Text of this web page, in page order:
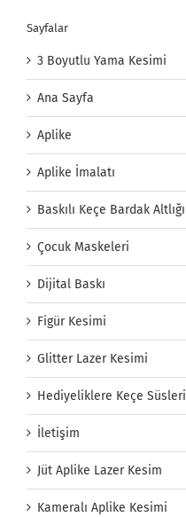
Sayfalar
3 Boyutlu Yama Kesimi
Ana Sayfa
Aplike
Aplike İmalatı
Baskılı Keçe Bardak Altlığı
Çocuk Maskeleri
Dijital Baskı
Figür Kesimi
Glitter Lazer Kesimi
Hediyeliklere Keçe Süsleri
İletişim
Jüt Aplike Lazer Kesim
Kameralı Aplike Kesimi